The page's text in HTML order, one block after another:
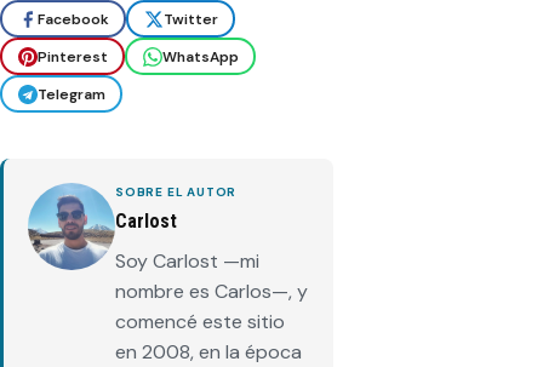
Facebook
Twitter
Pinterest
WhatsApp
Telegram
SOBRE EL AUTOR
Carlost
Soy Carlost —mi
nombre es Carlos—, y
comencé este sitio
en 2008, en la época